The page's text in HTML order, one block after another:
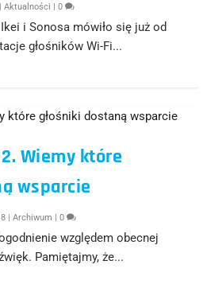
|Aktualności |0
i Sonosa mówiło się już od
głośników Wi-Fi...
Wiemy które
wsparcie
|Archiwum |0
względem obecnej
Pamiętajmy, że...